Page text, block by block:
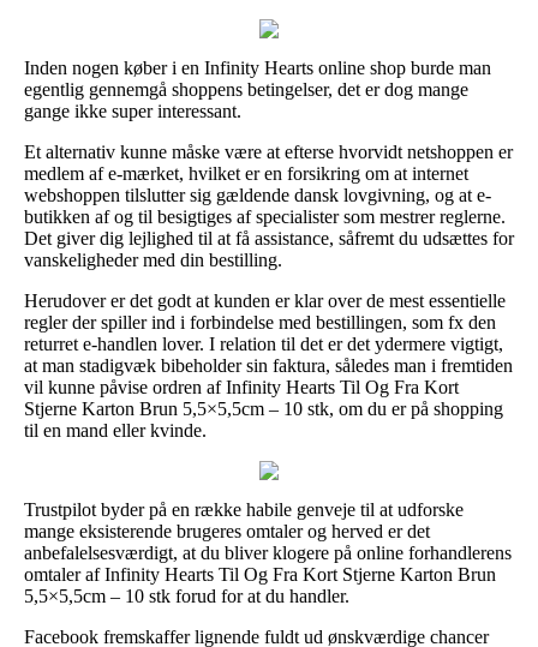
Inden nogen køber i en Infinity Hearts online shop burde man
egentlig gennemgå shoppens betingelser, det er dog mange
gange ikke super interessant.
Et alternativ kunne måske være at efterse hvorvidt netshoppen er
medlem af e-mærket, hvilket er en forsikring om at internet
webshoppen tilslutter sig gældende dansk lovgivning, og at e-
butikken af og til besigtiges af specialister som mestrer reglerne.
Det giver dig lejlighed til at få assistance, såfremt du udsættes for
vanskeligheder med din bestilling.
Herudover er det godt at kunden er klar over de mest essentielle
regler der spiller ind i forbindelse med bestillingen, som fx den
returret e-handlen lover. I relation til det er det ydermere vigtigt,
at man stadigvæk bibeholder sin faktura, således man i fremtiden
vil kunne påvise ordren af Infinity Hearts Til Og Fra Kort
Stjerne Karton Brun 5,5×5,5cm – 10 stk, om du er på shopping
til en mand eller kvinde.
Trustpilot byder på en række habile genveje til at udforske
mange eksisterende brugeres omtaler og herved er det
anbefalelsesværdigt, at du bliver klogere på online forhandlerens
omtaler af Infinity Hearts Til Og Fra Kort Stjerne Karton Brun
5,5×5,5cm – 10 stk forud for at du handler.
Facebook fremskaffer lignende fuldt ud ønskværdige chancer